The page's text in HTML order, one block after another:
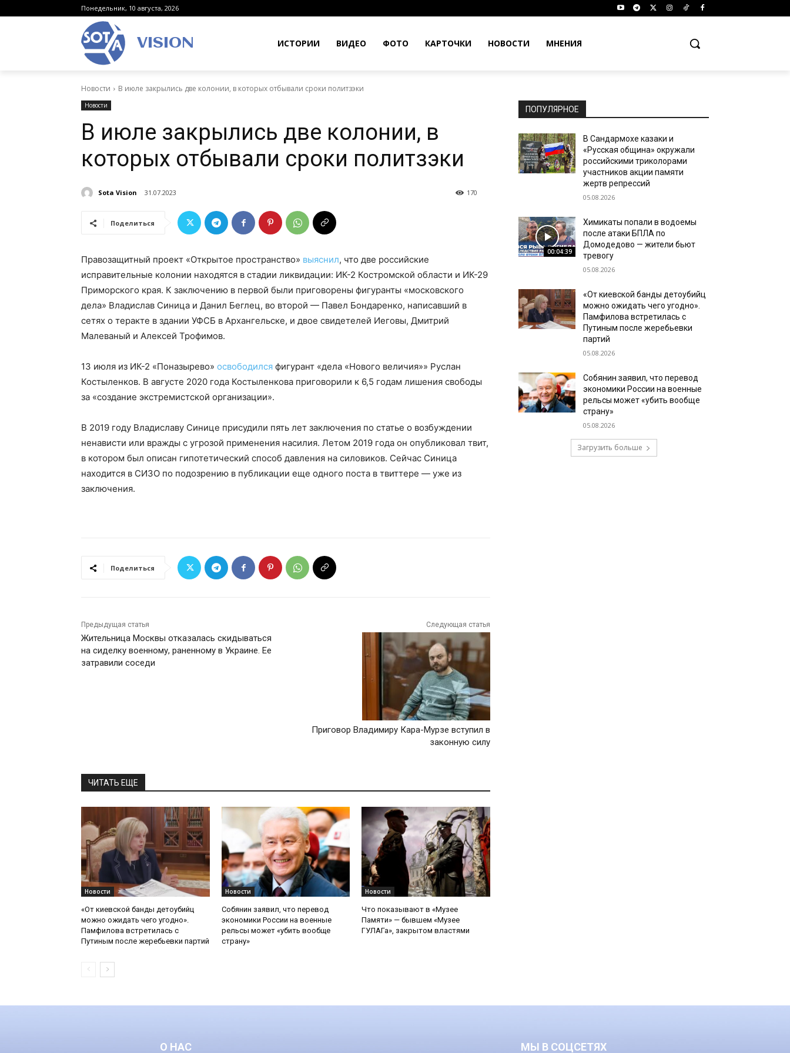
Понедельник, 10 августа, 2026
VISION ИСТОРИИ ВИДЕО ФОТО КАРТОЧКИ НОВОСТИ МНЕНИЯ
Новости В июле закрылись две колонии, в которых отбывали сроки политзэки
Новости
В июле закрылись две колонии, в
которых отбывали сроки политзэки
Sota Vision 31.07.2023 170
Поделиться
Правозащитный проект «Открытое пространство» выяснил, что две российские
исправительные колонии находятся в стадии ликвидации: ИК-2 Костромской области и ИК-29
Приморского края. К заключению в первой были приговорены фигуранты «московского
дела» Владислав Синица и Данил Беглец, во второй — Павел Бондаренко, написавший в
сетях о теракте в здании УФСБ в Архангельске, и двое свидетелей Иеговы, Дмитрий
Малеваный и Алексей Трофимов.
13 июля из ИК-2 «Поназырево» освободился фигурант «дела «Нового величия»» Руслан
Костыленков. В августе 2020 года Костыленкова приговорили к 6,5 годам лишения свободы
за «создание экстремистской организации».
В 2019 году Владиславу Синице присудили пять лет заключения по статье о возбуждении
ненависти или вражды с угрозой применения насилия. Летом 2019 года он опубликовал твит,
в котором был описан гипотетический способ давления на силовиков. Сейчас Синица
находится в СИЗО по подозрению в публикации еще одного поста в твиттере — уже из
заключения.
Поделиться
Предыдущая статья
Жительница Москвы отказалась скидываться
на сиделку военному, раненному в Украине. Ее
затравили соседи
Следующая статья
Приговор Владимиру Кара-Мурзе вступил в
законную силу
ЧИТАТЬ ЕЩЕ
Новости
«От киевской банды детоубийц
можно ожидать чего угодно».
Памфилова встретилась с
Путиным после жеребьевки партий
Новости
Собянин заявил, что перевод
экономики России на военные
рельсы может «убить вообще
страну»
Новости
Что показывают в «Музее
Памяти» — бывшем «Музее
ГУЛАГа», закрытом властями
ПОПУЛЯРНОЕ
В Сандармохе казаки и
«Русская община» окружали
российскими триколорами
участников акции памяти
жертв репрессий
05.08.2026
00:04:39
Химикаты попали в водоемы
после атаки БПЛА по
Домодедово — жители бьют
тревогу
05.08.2026
«От киевской банды детоубийц
можно ожидать чего угодно».
Памфилова встретилась с
Путиным после жеребьевки
партий
05.08.2026
Собянин заявил, что перевод
экономики России на военные
рельсы может «убить вообще
страну»
05.08.2026
Загрузить больше
О НАС МЫ В СОЦСЕТЯХ